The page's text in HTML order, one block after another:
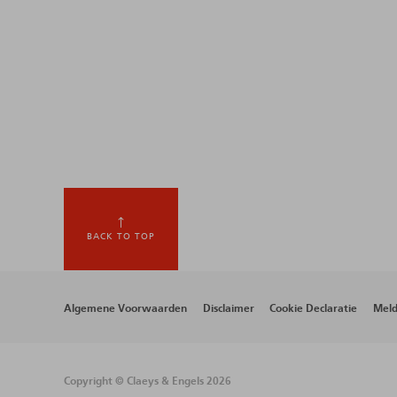
BACK TO TOP
Footer
Algemene Voorwaarden Disclaimer Cookie Declaratie
Copyright © Claeys & Engels 2026